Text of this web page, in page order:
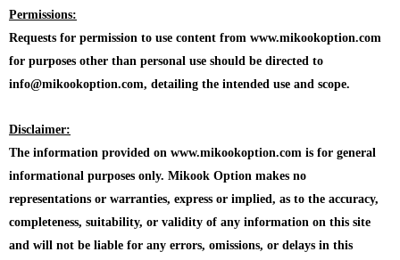
Permissions:
Requests for permission to use content from www.mikookoption.com
for purposes other than personal use should be directed to
info@mikookoption.com, detailing the intended use and scope.
Disclaimer:
The information provided on www.mikookoption.com is for general
informational purposes only. Mikook Option makes no
representations or warranties, express or implied, as to the accuracy,
completeness, suitability, or validity of any information on this site
and will not be liable for any errors, omissions, or delays in this